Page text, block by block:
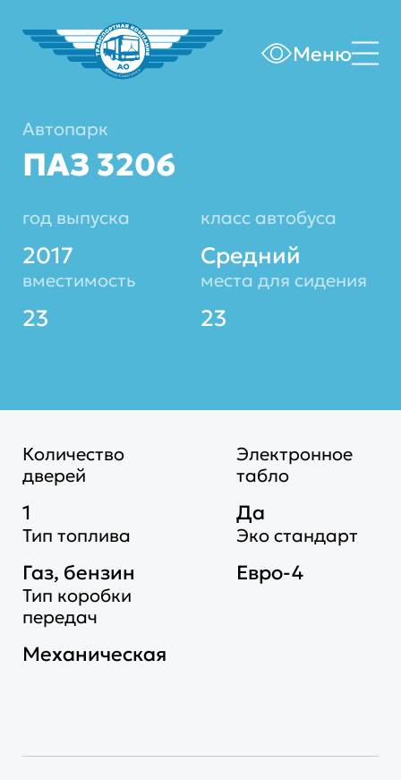
Меню
Автопарк
ПАЗ 3206
год выпуска
2017
класс автобуса
Средний
вместимость
23
места для сидения
23
Количество
дверей
1
Электронное
табло
Да
Тип топлива
Газ, бензин
Эко стандарт
Евро-4
Тип коробки
передач
Механическая